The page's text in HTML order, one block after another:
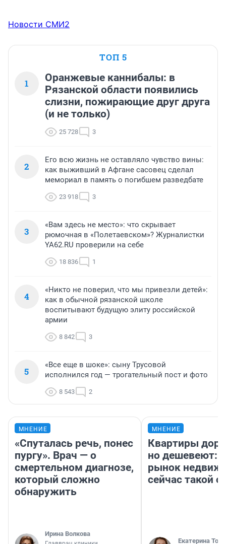
Новости СМИ2
ТОП 5
1
Оранжевые каннибалы: в
Рязанской области появились
слизни, пожирающие друг друга
(и не только)
25 728 3
2
Его всю жизнь не оставляло чувство вины:
как выживший в Афгане сасовец сделал
мемориал в память о погибшем разведбате
23 918 3
3
«Вам здесь не место»: что скрывает
рюмочная в «Полетаевском»? Журналистки
YA62.RU проверили на себе
18 836 1
4
«Никто не поверил, что мы привезли детей»:
как в обычной рязанской школе
воспитывают будущую элиту российской
армии
8 842 3
5
«Все еще в шоке»: сыну Трусовой
исполнился год — трогательный пост и фото
8 543 2
МНЕНИЕ
«Спуталась речь, понес
пургу». Врач — о
смертельном диагнозе,
который сложно
обнаружить
Ирина Волкова
МНЕНИЕ
Квартиры
но дешевеют:
рынок
сейчас такой
Екатерина